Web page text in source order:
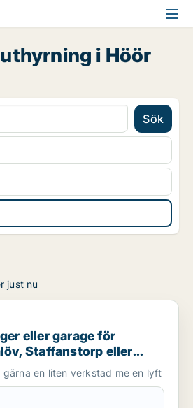
i Höör
Sök
just nu
garage för uthyrning i Svalöv,
eller garage för
Staffanstorp eller
gärna en liten verkstad me en lyft